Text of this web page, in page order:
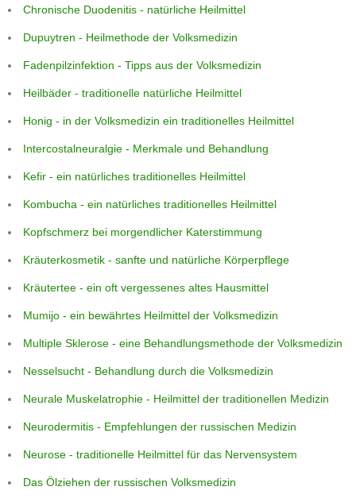
Chronische Duodenitis - natürliche Heilmittel
Dupuytren - Heilmethode der Volksmedizin
Fadenpilzinfektion - Tipps aus der Volksmedizin
Heilbäder - traditionelle natürliche Heilmittel
Honig - in der Volksmedizin ein traditionelles Heilmittel
Intercostalneuralgie - Merkmale und Behandlung
Kefir - ein natürliches traditionelles Heilmittel
Kombucha - ein natürliches traditionelles Heilmittel
Kopfschmerz bei morgendlicher Katerstimmung
Kräuterkosmetik - sanfte und natürliche Körperpflege
Kräutertee - ein oft vergessenes altes Hausmittel
Mumijo - ein bewährtes Heilmittel der Volksmedizin
Multiple Sklerose - eine Behandlungsmethode der Volksmedizin
Nesselsucht - Behandlung durch die Volksmedizin
Neurale Muskelatrophie - Heilmittel der traditionellen Medizin
Neurodermitis - Empfehlungen der russischen Medizin
Neurose - traditionelle Heilmittel für das Nervensystem
Das Ölziehen der russischen Volksmedizin